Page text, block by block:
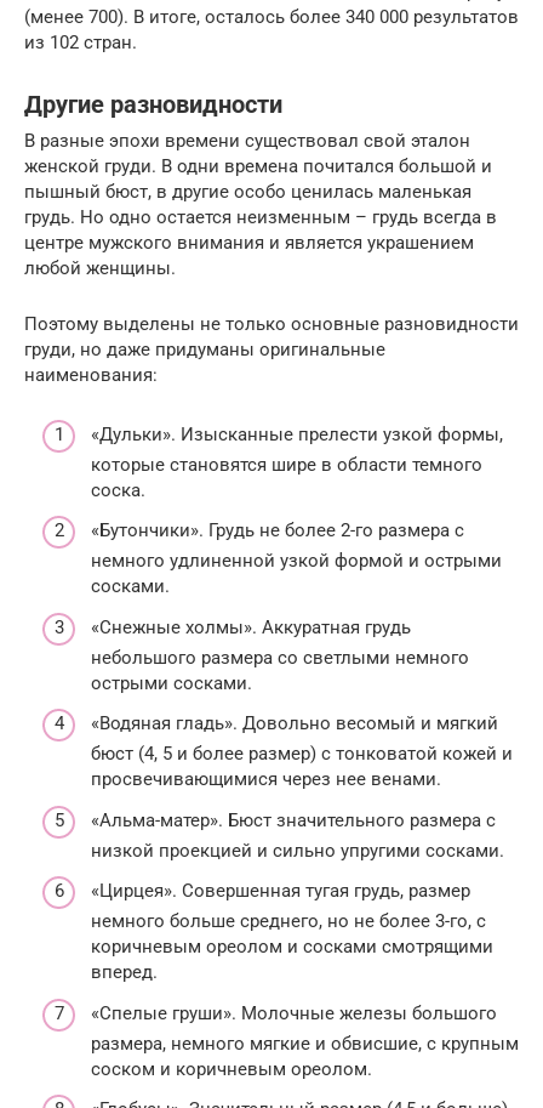
(менее 700). В итоге, осталось более 340 000 результатов
из 102 стран.
Другие разновидности
В разные эпохи времени существовал свой эталон
женской груди. В одни времена почитался большой и
пышный бюст, в другие особо ценилась маленькая
грудь. Но одно остается неизменным – грудь всегда в
центре мужского внимания и является украшением
любой женщины.
Поэтому выделены не только основные разновидности
груди, но даже придуманы оригинальные
наименования:
«Дульки». Изысканные прелести узкой формы,
которые становятся шире в области темного
соска.
«Бутончики». Грудь не более 2-го размера с
немного удлиненной узкой формой и острыми
сосками.
«Снежные холмы». Аккуратная грудь
небольшого размера со светлыми немного
острыми сосками.
«Водяная гладь». Довольно весомый и мягкий
бюст (4, 5 и более размер) с тонковатой кожей и
просвечивающимися через нее венами.
«Альма-матер». Бюст значительного размера с
низкой проекцией и сильно упругими сосками.
«Цирцея». Совершенная тугая грудь, размер
немного больше среднего, но не более 3-го, с
коричневым ореолом и сосками смотрящими
вперед.
«Спелые груши». Молочные железы большого
размера, немного мягкие и обвисшие, с крупным
соском и коричневым ореолом.